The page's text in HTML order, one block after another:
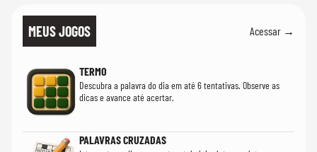
MEUS JOGOS Acessar →
TERMO
Descubra a palavra do dia em até 6 tentativas. Observe as
dicas e avance até acertar.
PALAVRAS CRUZADAS